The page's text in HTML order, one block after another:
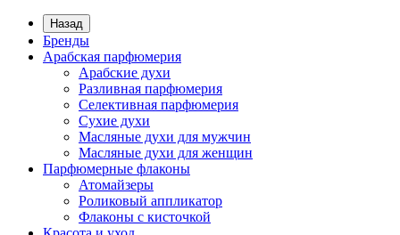
Назад
Бренды
Арабская парфюмерия
Арабские духи
Разливная парфюмерия
Селективная парфюмерия
Сухие духи
Масляные духи для мужчин
Масляные духи для женщин
Парфюмерные флаконы
Атомайзеры
Роликовый аппликатор
Флаконы с кисточкой